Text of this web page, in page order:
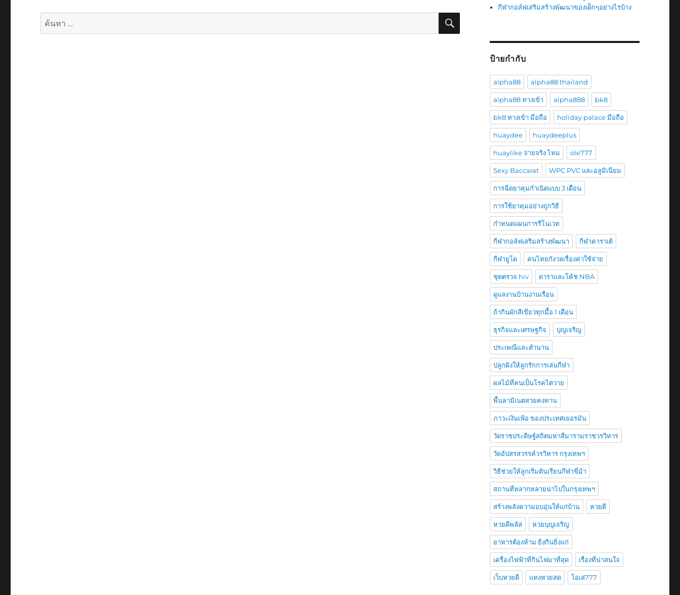
ค้นหา: ค้นหา
กีฬากอล์ฟเสริมสร้างพัฒนาของเด็กๆอย่างไรบ้าง
ป้ายกำกับ
alpha88 alpha88 thailand
alpha88 ทางเข้า alpha888 bk8
bk8 ทางเข้า มือถือ holiday palace มือถือ
huaydee huaydeeplus
huaylike จ่ายจริง ไหม ole777
Sexy Baccarat WPC PVC และอลูมิเนียม
การฉีดยาคุมกำเนิดแบบ 3 เดือน
การใช้ยาคุมอย่างถูกวิธี
กำหนดแผนการรีโนเวท
กีฬากอล์ฟเสริมสร้างพัฒนา กีฬาคาราเต้
กีฬายูโด คนไทยกังวลเรื่องค่าใช้จ่าย
ชุดตรวจ hiv ดาราและโค้ช NBA
ดูแลงานบ้านงานเรือน
ถ้ากินผักสีเขียวทุกมื้อ 1 เดือน
ธุรกิจและเศรษฐกิจ บุญเจริญ
ประเพณีและตำนาน
ปลูกฝังให้ลูกรักการเล่นกีฬา
ผลไม้ที่คนเป็นโรคไตวาย
พื้นลามิเนตสวยคงทาน
ภาวะเงินเฟ้อ ของประเทศเยอรมัน
วัดราชประดิษฐ์สถิตมหาสีมารามราชวรวิหาร
วัดอัปสรสวรรค์วรวิหาร กรุงเทพฯ
วิธีช่วยให้ลูกเริ่มต้นเรียนกีฬาขี่ม้า
สถานที่หลากหลายน่าไปในกรุงเทพฯ
สร้างพลังความอบอุ่นให้แก่บ้าน หวยดี
หวยดีพลัส หวยบุญเจริญ
อาหารต้องห้าม ยิ่งกินยิ่งแก่
เครื่องไฟฟ้าที่กินไฟมาที่สุด เรื่องที่น่าสนใจ
เว็บหวยดี แทงหวยสด โอเล่777